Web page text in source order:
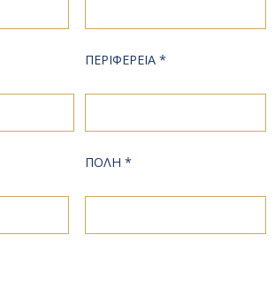
ΠΕΡΙΦΕΡΕΙΑ *
ΠΟΛΗ *